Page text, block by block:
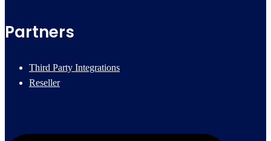
Partners
Third Party Integrations
Reseller